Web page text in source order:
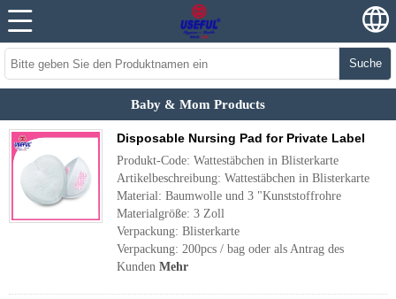
Suche
Baby & Mom Products
Disposable Nursing Pad for Private Label
Produkt-Code: Wattestäbchen in Blisterkarte
Artikelbeschreibung: Wattestäbchen in Blisterkarte
Material: Baumwolle und 3 "Kunststoffrohre
Materialgröße: 3 Zoll
Verpackung: Blisterkarte
Verpackung: 200pcs / bag oder als Antrag des
Kunden Mehr